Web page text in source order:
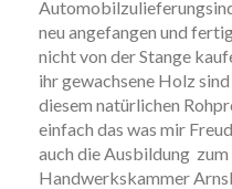
neu angefangen und
nicht von der Stange
ihr gewachsene Holz
diesem natürlichen
einfach das was mir
auch die Ausbildung
Handwerkskammer